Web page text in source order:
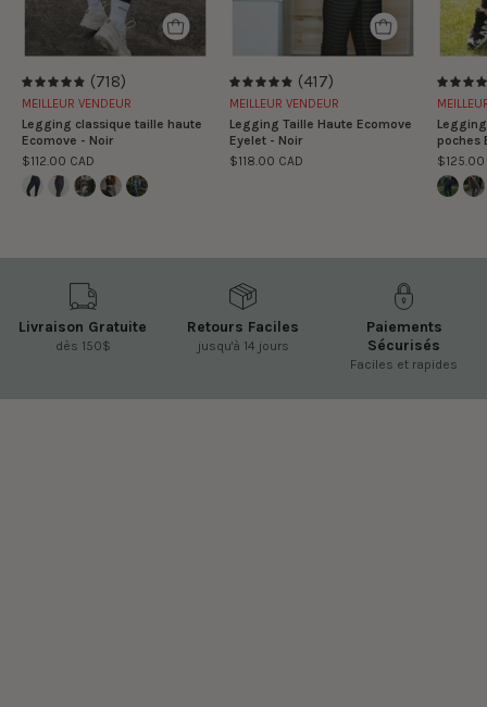
4.9
(718)
MEILLEUR VENDEUR
Legging classique taille haute
Ecomove - Noir
$112.00 CAD
4.9
(417)
MEILLEUR VENDEUR
Legging Taille Haute Ecomove
Eyelet - Noir
$118.00 CAD
poches
$125.00
Livraison Gratuite
dès 150$
Retours Faciles
jusqu'à 14 jours
Paiements
Sécurisés
Faciles et rapides